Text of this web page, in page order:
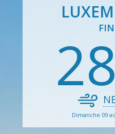
28
Dimanche 09